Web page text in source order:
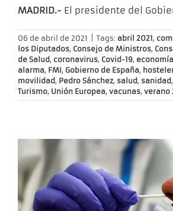
MADRID.- El presidente del
06 de abril de 2021 Tags: abril 2021,
los Diputados, Consejo de Ministros,
de Salud, coronavirus, Covid-19, economía
alarma, FMI, Gobierno de España,
movilidad, Pedro Sánchez, salud, sanidad,
Turismo, Unión Europea, vacunas, verano